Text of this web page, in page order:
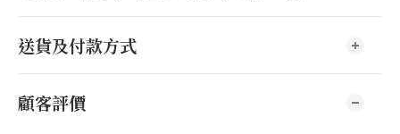
送貨及付款方式
顧客評價